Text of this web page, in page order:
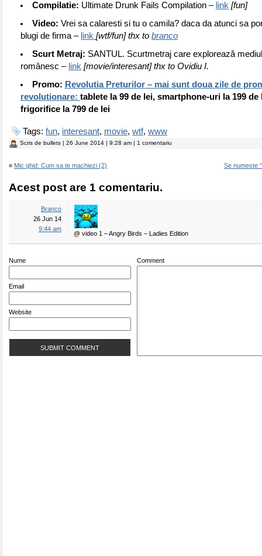
Compilatie: Ultimate Drunk Fails Compilation – link [fun]
Video: Vrei sa calaresti si tu o camila? daca da atunci sa
blugi de firma – link [wtf/fun] thx to branco
Scurt Metraj: SANTUL. Scurtmetraj care explorează
românesc – link [movie/interesant] thx to Ovidiu I.
Promo: Revolutia Preturilor – mai sunt doua zile de
revolutionare: tablete la 99 de lei, smartphone-uri la 199
frigorifice la 799 de lei
Tags: fun, interesant, movie, wtf, www
Scris de bullets | 26 June 2014 | 9:28 am | 1 comentariu
« Mic ghid: Cum sa te machiezi (2) Se numeste
Acest post are 1 comentariu.
Branco
26 Jun 14
9:44 am
@ video 1 – Angry Birds – Ladies Edition
Nume
Email
Website
Comment